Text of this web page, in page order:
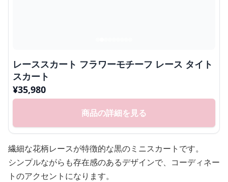
レーススカート フラワーモチーフ レース タイト
スカート
¥35,980
商品の詳細を見る
繊細な花柄レースが特徴的な黒のミニスカートです。
シンプルながらも存在感のあるデザインで、コーディネー
トのアクセントになります。